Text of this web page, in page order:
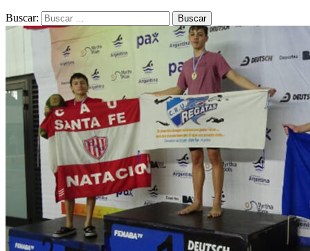
Buscar: